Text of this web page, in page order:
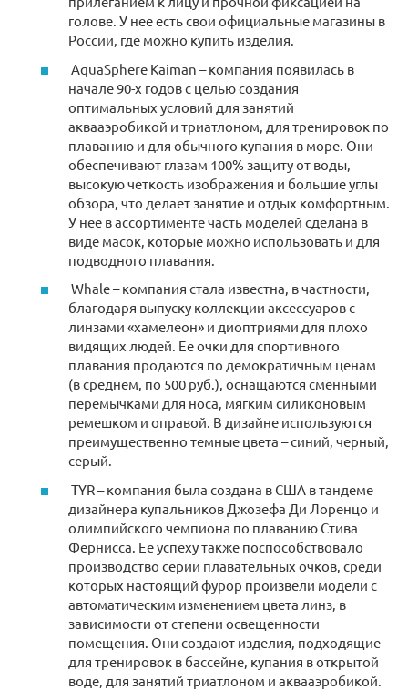
голове. У нее есть свои официальные магазины в
России, где можно купить изделия.
AquaSphere Kaiman – компания появилась в
начале 90-х годов с целью создания
оптимальных условий для занятий
аквааэробикой и триатлоном, для тренировок по
плаванию и для обычного купания в море. Они
обеспечивают глазам 100% защиту от воды,
высокую четкость изображения и большие углы
обзора, что делает занятие и отдых комфортным.
У нее в ассортименте часть моделей сделана в
виде масок, которые можно использовать и для
подводного плавания.
Whale – компания стала известна, в частности,
благодаря выпуску коллекции аксессуаров с
линзами «хамелеон» и диоптриями для плохо
видящих людей. Ее очки для спортивного
плавания продаются по демократичным ценам
(в среднем, по 500 руб.), оснащаются сменными
перемычками для носа, мягким силиконовым
ремешком и оправой. В дизайне используются
преимущественно темные цвета – синий, черный,
серый.
TYR – компания была создана в США в тандеме
дизайнера купальников Джозефа Ди Лоренцо и
олимпийского чемпиона по плаванию Стива
Фернисса. Ее успеху также поспособствовало
производство серии плавательных очков, среди
которых настоящий фурор произвели модели с
автоматическим изменением цвета линз, в
зависимости от степени освещенности
помещения. Они создают изделия, подходящие
для тренировок в бассейне, купания в открытой
воде, для занятий триатлоном и аквааэробикой.